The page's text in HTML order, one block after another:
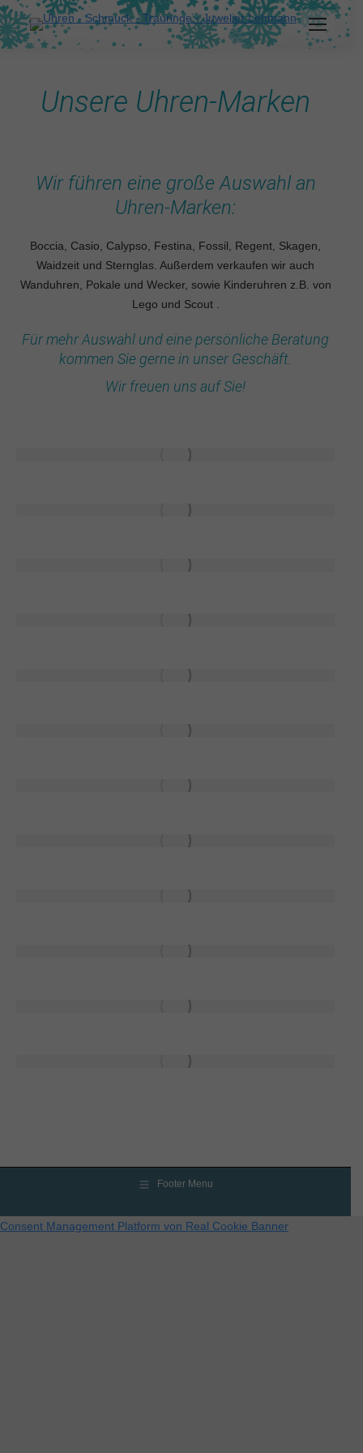
Unsere Uhren-Marken
Wir führen eine große Auswahl an
Uhren-Marken:
Boccia, Casio, Calypso, Festina, Fossil, Regent, Skagen,
Waidzeit und Sternglas. Außerdem verkaufen wir auch
Wanduhren, Pokale und Wecker, sowie Kinderuhren z.B. von
Lego und Scout .
Für mehr Auswahl und eine persönliche Beratung
kommen Sie gerne in unser Geschäft.
Wir freuen uns auf Sie!
Footer Menu
Consent Management Platform von Real Cookie Banner